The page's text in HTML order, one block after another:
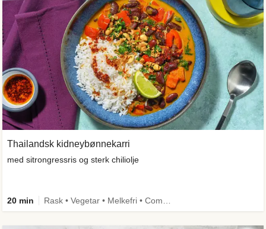
Thailandsk kidneybønnekarri
med sitrongressris og sterk chiliolje
20 min